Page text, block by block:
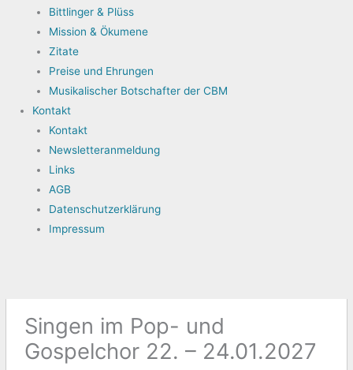
Bittlinger & Plüss
Mission & Ökumene
Zitate
Preise und Ehrungen
Musikalischer Botschafter der CBM
Kontakt
Kontakt
Newsletteranmeldung
Links
AGB
Datenschutzerklärung
Impressum
Singen im Pop- und
Gospelchor 22. – 24.01.2027